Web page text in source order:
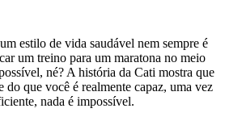
estilo de vida saudável nem sempre é
um treino para um maratona no meio
né? A história da Cati mostra que
do que você é realmente capaz, uma vez
nada é impossível.